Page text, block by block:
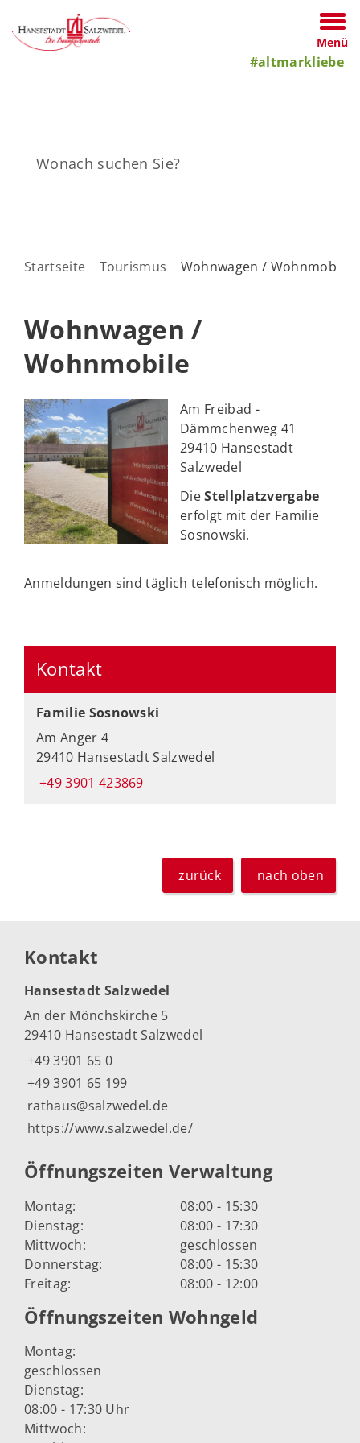
Menü
#altmarkliebe
Startseite Tourismus Wohnwagen / Wohnmobile
Wohnwagen /
Wohnmobile
Am Freibad -
Dämmchenweg 41
29410 Hansestadt
Salzwedel
DieStellplatzvergabe
erfolgt mit der Familie
Sosnowski.
Anmeldungen sind täglich telefonisch möglich.
Kontakt
Familie Sosnowski
Am Anger 4
29410 Hansestadt Salzwedel
+49 3901 423869
zurück nach oben
Kontakt
Hansestadt Salzwedel
An der Mönchskirche 5
29410 Hansestadt Salzwedel
+49 3901 65 0
+49 3901 65 199
rathaus@salzwedel.de
https://www.salzwedel.de/
Öffnungszeiten Verwaltung
Montag:
08:00 - 15:30
Dienstag:
08:00 - 17:30
Mittwoch:
geschlossen
Donnerstag:
08:00 - 15:30
Freitag:
08:00 - 12:00
Öffnungszeiten Wohngeld
Montag:
geschlossen
Dienstag:
08:00 - 17:30 Uhr
Mittwoch: